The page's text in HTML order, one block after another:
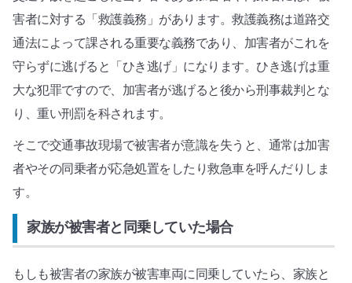
害者に対する「救護義務」があります。救護義務は道路交
通法によって課される重要な義務であり、加害者がこれを
守らずに逃げると「ひき逃げ」になります。ひき逃げは重
大な犯罪ですので、加害者が逃げると後から刑事裁判とな
り、重い刑罰を科されます。
そこで交通事故現場で被害者が意識を失うと、通常は加害
者やその同乗者が応急処置をしたり救急車を呼んだりしま
す。
家族が被害者と同乗していた場合
もしも被害者の家族が被害車両に同乗していたら、家族と